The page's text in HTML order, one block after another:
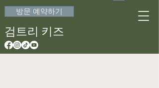
방문 예약하기
검트리 키즈